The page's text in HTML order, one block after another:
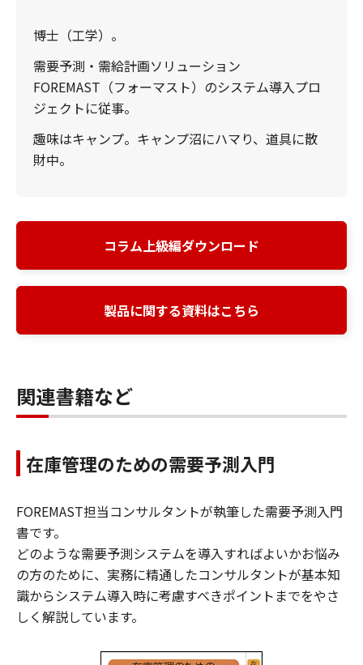
博士（工学）。
需要予測・需給計画ソリューション
FOREMAST（フォーマスト）のシステム導入プロ
ジェクトに従事。
趣味はキャンプ。キャンプ沼にハマり、道具に散
財中。
コラム上級編ダウンロード
製品に関する資料はこちら
関連書籍など
在庫管理のための需要予測入門
FOREMAST担当コンサルタントが執筆した需要予測入門
書です。
どのような需要予測システムを導入すればよいかお悩み
の方のために、実務に精通したコンサルタントが基本知
識からシステム導入時に考慮すべきポイントまでをやさ
しく解説しています。